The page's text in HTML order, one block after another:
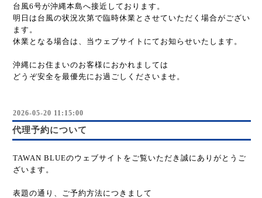
台風6号が沖縄本島へ接近しております。
明日は台風の状況次第で臨時休業とさせていただく場合がござい
ます。
休業となる場合は、当ウェブサイトにてお知らせいたします。
沖縄にお住まいのお客様におかれましては
どうぞ安全を最優先にお過ごしくださいませ。
2026-05-20 11:15:00
代理予約について
TAWAN BLUEのウェブサイトをご覧いただき誠にありがとうご
ざいます。
表題の通り、ご予約方法につきまして